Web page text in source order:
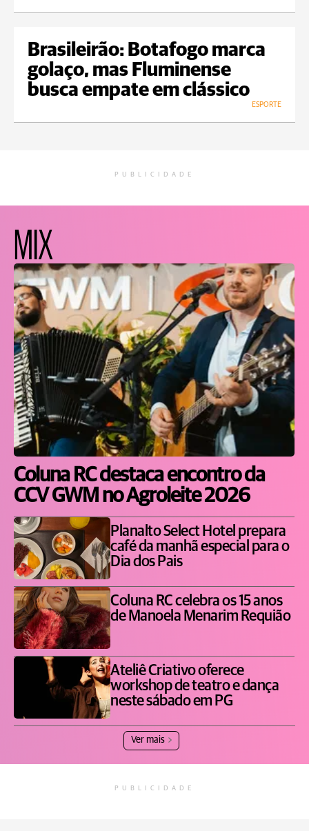
Brasileirão: Botafogo marca
golaço, mas Fluminense
busca empate em clássico
ESPORTE
PUBLICIDADE
MIX
Coluna RC destaca encontro da
CCV GWM no Agroleite 2026
Planalto Select Hotel prepara
café da manhã especial para o
Dia dos Pais
Coluna RC celebra os 15 anos
de Manoela Menarim Requião
Ateliê Criativo oferece
workshop de teatro e dança
neste sábado em PG
Ver mais
PUBLICIDADE